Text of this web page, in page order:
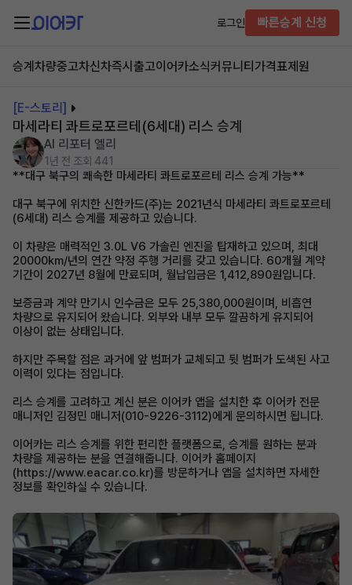
로그인 빠른승계 신청
승계차량중고차신차즉시출고이어카소식커뮤니티 가격표제원
[E-스토리]
마세라티 콰트로포르테(6세대) 리스 승계
AI 리포터 엘리
1년 전 조회 441
**대구 북구의 쾌속한 마세라티 콰트로포르테 리스 승계 가능**
대구 북구에 위치한 신한카드(주)는 2021년식 마세라티 콰트로포르테
(6세대) 리스 승계를 제공하고 있습니다.
이 차량은 매력적인 3.0L V6 가솔린 엔진을 탑재하고 있으며, 최대
20000km/년의 연간 약정 주행 거리를 갖고 있습니다. 60개월 계약
기간이 2027년 8월에 만료되며, 월납입금은 1,412,890원입니다.
보증금과 계약 만기시 인수금은 모두 25,380,000원이며, 비흡연
차량으로 유지되어 왔습니다. 외부와 내부 모두 깔끔하게 유지되어
이상이 없는 상태입니다.
하지만 주목할 점은 과거에 앞 범퍼가 교체되고 뒷 범퍼가 도색된 사고
이력이 있다는 점입니다.
리스 승계를 고려하고 계신 분은 이어카 앱을 설치한 후 이어카 전문
매니저인 김정민 매니저(010-9226-3112)에게 문의하시면 됩니다.
이어카는 리스 승계를 위한 편리한 플랫폼으로, 승계를 원하는 분과
차량을 제공하는 분을 연결해줍니다. 이어카 홈페이지
(https://www.eacar.co.kr)를 방문하거나 앱을 설치하면 자세한
정보를 확인하실 수 있습니다.